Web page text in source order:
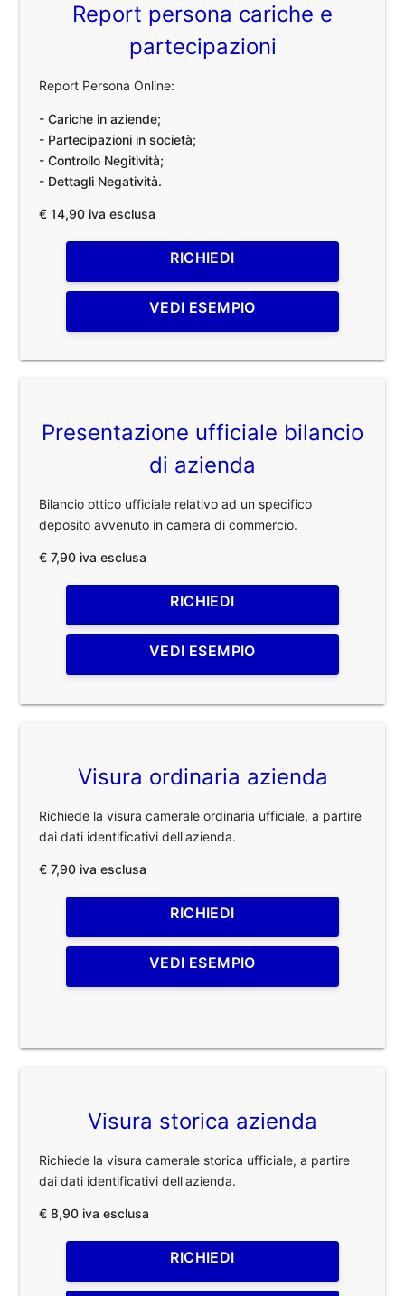
Report persona cariche e
partecipazioni
Report Persona Online:
- Cariche in aziende;
- Partecipazioni in società;
- Controllo Negitività;
- Dettagli Negatività.
€ 14,90 iva esclusa
RICHIEDI
VEDI ESEMPIO
Presentazione ufficiale bilancio
di azienda
Bilancio ottico ufficiale relativo ad un specifico
deposito avvenuto in camera di commercio.
€ 7,90 iva esclusa
RICHIEDI
VEDI ESEMPIO
Visura ordinaria azienda
Richiede la visura camerale ordinaria ufficiale, a partire
dai dati identificativi dell'azienda.
€ 7,90 iva esclusa
RICHIEDI
VEDI ESEMPIO
Visura storica azienda
Richiede la visura camerale storica ufficiale, a partire
dai dati identificativi dell'azienda.
€ 8,90 iva esclusa
RICHIEDI